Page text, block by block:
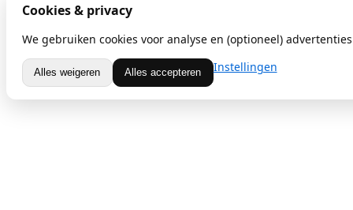
Cookies & privacy
We gebruiken cookies voor analyse en (optioneel)
Alles weigeren Alles accepteren Instellingen